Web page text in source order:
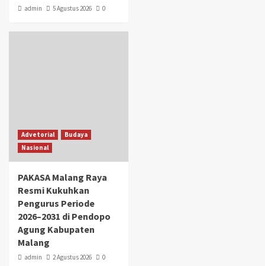
admin 5 Agustus 2026 0
Advetorial
Budaya
Nasional
PAKASA Malang Raya
Resmi Kukuhkan
Pengurus Periode
2026–2031 di Pendopo
Agung Kabupaten
Malang
admin 2 Agustus 2026 0